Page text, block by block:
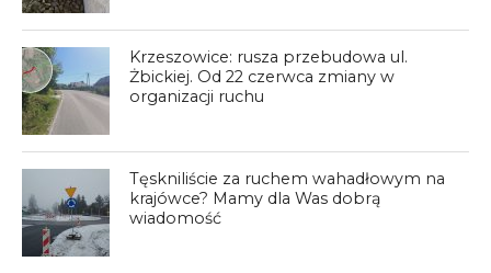
Krzeszowice: rusza przebudowa ul.
Żbickiej. Od 22 czerwca zmiany w
organizacji ruchu
Tęskniliście za ruchem wahadłowym na
krajówce? Mamy dla Was dobrą
wiadomość